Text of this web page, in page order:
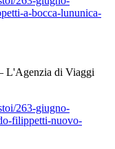
a-bocca-lununica-
L'Agenzia di Viaggi
263-giugno-
filippetti-nuovo-